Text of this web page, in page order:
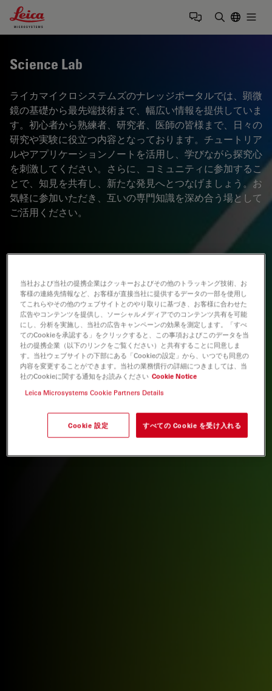
Leica Microsystems Logo
Science Lab
ライカマイクロシステムズのナレッジポータルでは、顕微
鏡の基礎から最先端技術まで、幅広い情報を提供していま
す。初心者から熟練者、研究者、医師の皆様まで、日々の
研究や実験に役立つ内容となっております。チュートリア
ルやアプリケーションノートを活用し、学びながら探究心
を刺激してください。さらに、コミュニティに参加するこ
とで、知見を共有し、新たな発見へとつなげましょう。お
気軽に参加いただき、互いの専門知識を深め合う場として
ご活用ください。
当社および当社の提携企業はクッキーおよびその他のトラッキング技術、お
客様の連絡先情報など、お客様が直接当社に提供するデータの一部を使用し
てこれらやその他のウェブサイトとのやり取りに基づき、お客様に合わせた
広告やコンテンツを提供し、ソーシャルメディアでのコンテンツ共有を可能
にし、分析を実施し、当社の広告キャンペーンの効果を測定します。「すべ
てのCookieを承認する」をクリックすると、この事項およびこのデータを当
社の提携企業（以下のリンクをご覧ください）と共有することに同意しま
す。当社ウェブサイトの下部にある「Cookieの設定」から、いつでも同意の
内容を変更することができます。当社の業務慣行の詳細につきましては、当
社のCookieに関する通知をお読みください Cookie Notice
Leica Microsystems Cookie Partners Details
Cookie 設定 すべての Cookie を受け入れる